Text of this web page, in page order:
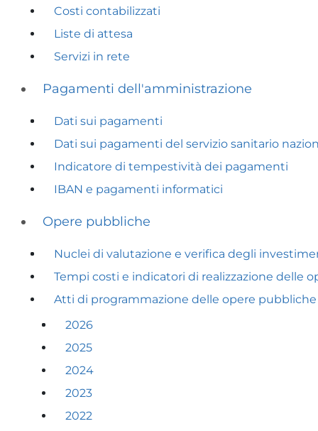
Costi contabilizzati
Liste di attesa
Servizi in rete
Pagamenti dell'amministrazione
Dati sui pagamenti
Dati sui pagamenti del servizio sanitario
Indicatore di tempestività dei pagamenti
IBAN e pagamenti informatici
Opere pubbliche
Nuclei di valutazione e verifica degli
Tempi costi e indicatori di realizzazione delle
Atti di programmazione delle opere pubbliche
2026
2025
2024
2023
2022